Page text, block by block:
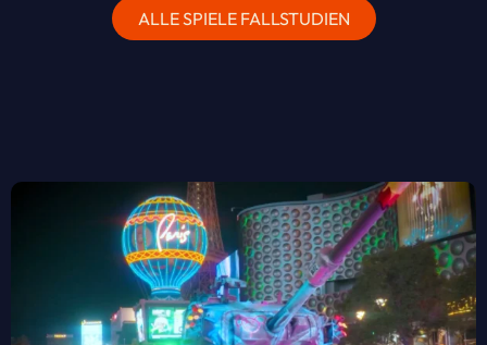
ALLE SPIELE FALLSTUDIEN